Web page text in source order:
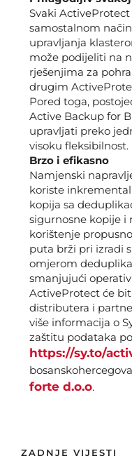
Svaki
samostalnom
upravljanja
može podijeliti na
rješenjima za
drugim
Pored toga,
Active Backup for
upravljati preko
visoku fleksibilnost.
Brzo i efikasno
Namjenski
koriste
kopija sa
sigurnosne kopije
korištenje
puta brži pri izradi
omjerom
smanjujući
ActiveProtect će
distributera i
više informacija o
zaštitu podataka
https://sy.to/
forte d.o.o.
ZADNJE VIJESTI